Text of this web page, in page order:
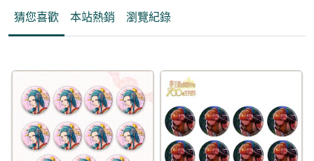
猜您喜歡 本站熱銷 瀏覽紀錄